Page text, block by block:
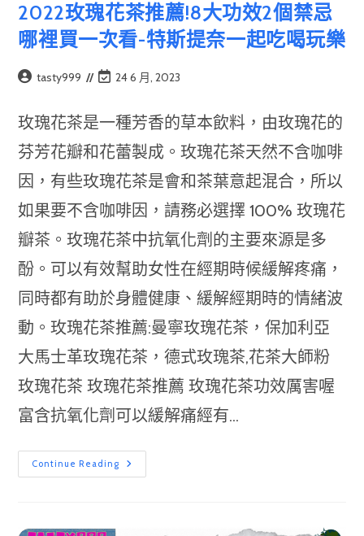
2022玫瑰花茶推薦!8大功效2個禁忌
哪裡買一次看-特斯提奈一起吃喝玩樂
Posttasty999
Post
modified:
24 6 月, 2023
玫瑰花茶是一種芳香的草本飲料，由玫瑰花的
芬芳花瓣和花蕾製成。玫瑰花茶天然不含咖啡
因，有些玫瑰花茶是會和茶葉意起混合，所以
如果要不含咖啡因，請務必選擇 100% 玫瑰花
瓣茶。玫瑰花茶中抗氧化劑的主要來源是多
酚。可以有效幫助女性在經期時候緩解疼痛，
同時都有助於身體健康、緩解經期時的情緒波
動。玫瑰花茶推薦:曼寧玫瑰花茶，保加利亞
大馬士革玫瑰花茶，德式玫瑰茶,花茶大師粉
玫瑰花茶 玫瑰花茶推薦 玫瑰花茶功效厲害喔
富含抗氧化劑可以緩解痛經有...
Continue Reading 2022
玫